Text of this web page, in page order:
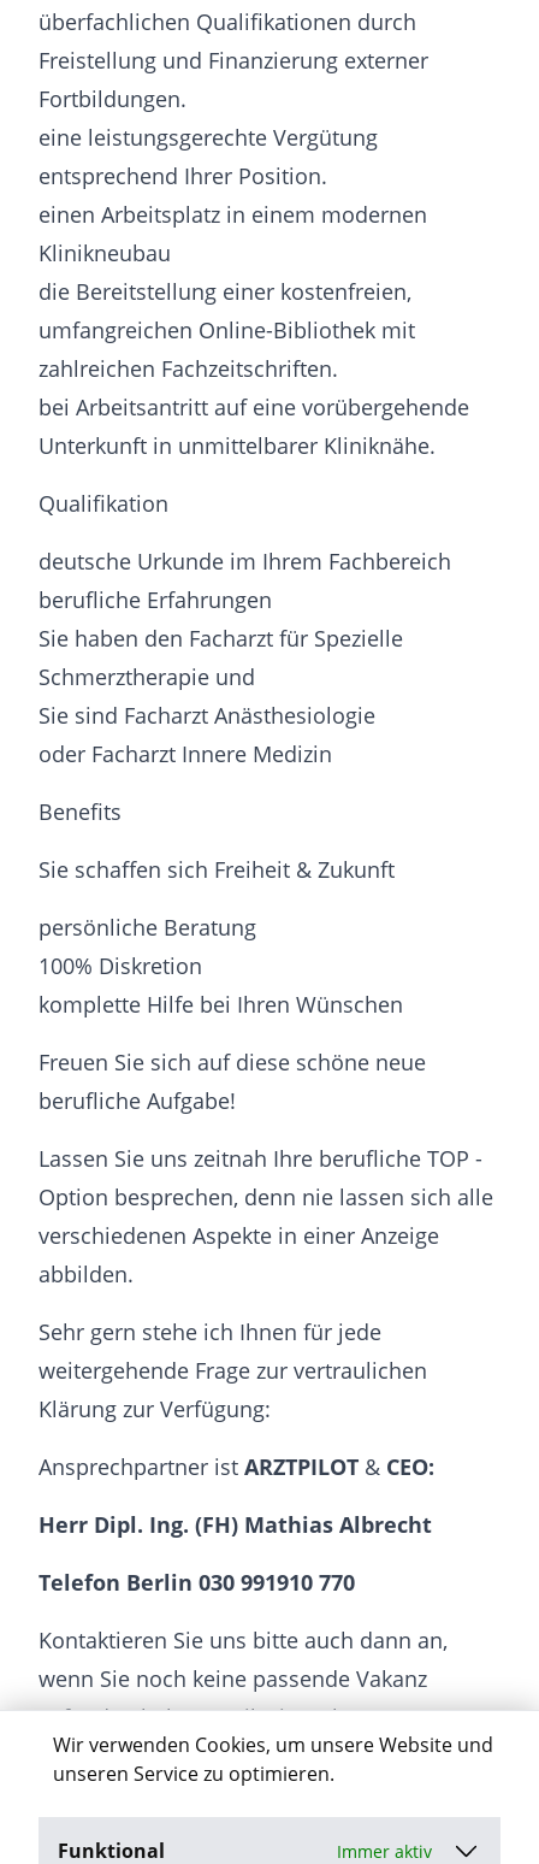
Wir verwenden Cookies, um unsere Website und
unseren Service zu optimieren.
Funktional Immer aktiv
überfachlichen Qualifikationen durch
Freistellung und Finanzierung externer
Fortbildungen.
eine leistungsgerechte Vergütung
entsprechend Ihrer Position.
einen Arbeitsplatz in einem modernen
Klinikneubau
die Bereitstellung einer kostenfreien,
umfangreichen Online-Bibliothek mit
zahlreichen Fachzeitschriften.
bei Arbeitsantritt auf eine vorübergehende
Unterkunft in unmittelbarer Kliniknähe.
Qualifikation
deutsche Urkunde im Ihrem Fachbereich
berufliche Erfahrungen
Sie haben den Facharzt für Spezielle
Schmerztherapie und
Sie sind Facharzt Anästhesiologie
oder Facharzt Innere Medizin
Benefits
Sie schaffen sich Freiheit & Zukunft
persönliche Beratung
100% Diskretion
komplette Hilfe bei Ihren Wünschen
Freuen Sie sich auf diese schöne neue
berufliche Aufgabe!
Lassen Sie uns zeitnah Ihre berufliche TOP -
Option besprechen, denn nie lassen sich alle
verschiedenen Aspekte in einer Anzeige
abbilden.
Sehr gern stehe ich Ihnen für jede
weitergehende Frage zur vertraulichen
Klärung zur Verfügung:
Ansprechpartner ist ARZTPILOT & CEO:
Herr Dipl. Ing. (FH) Mathias Albrecht
Telefon Berlin 030 991910 770
Kontaktieren Sie uns bitte auch dann an,
wenn Sie noch keine passende Vakanz
gefunden haben, weil wir mehrere
Karrierechancen für Sie bereithalten.